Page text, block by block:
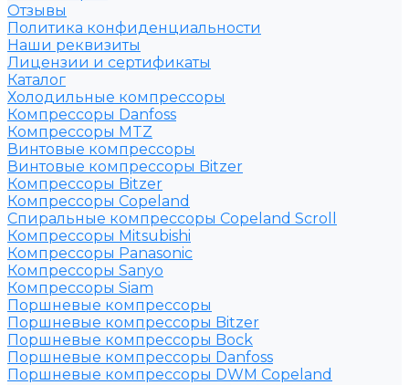
Отзывы
Политика конфиденциальности
Наши реквизиты
Лицензии и сертификаты
Каталог
Холодильные компрессоры
Компрессоры Danfoss
Компрессоры MTZ
Винтовые компрессоры
Винтовые компрессоры Bitzer
Компрессоры Bitzer
Компрессоры Copeland
Спиральные компрессоры Copeland Scroll
Компрессоры Mitsubishi
Компрессоры Panasonic
Компрессоры Sanyo
Компрессоры Siam
Поршневые компрессоры
Поршневые компрессоры Bitzer
Поршневые компрессоры Bock
Поршневые компрессоры Danfoss
Поршневые компрессоры DWM Copeland